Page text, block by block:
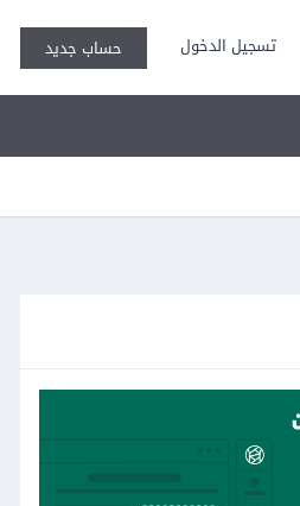
تسجيل الدخول حساب جديد